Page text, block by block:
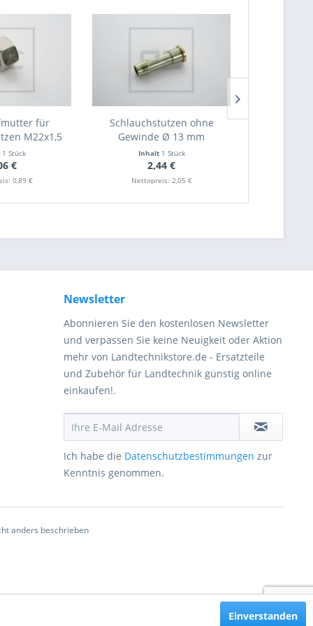
für
M22x1,5
1 Stück
€
0,89 €
Schlauchstutzen ohne
Gewinde Ø 13 mm
Inhalt 1 Stück
2,44 €
Nettopreis: 2,05 €
Newsletter
Abonnieren Sie den kostenlosen Newsletter
und verpassen Sie keine Neuigkeit oder Aktion
mehr von Landtechnikstore.de - Ersatzteile
und Zubehör für Landtechnik günstig online
einkaufen!.
Ich habe die Datenschutzbestimmungen zur
Kenntnis genommen.
anders beschrieben
Einverstanden